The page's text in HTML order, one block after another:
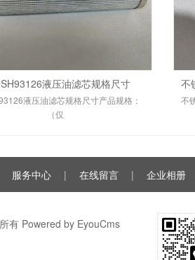
液压油滤芯规格尺寸
液压油滤芯规格尺寸产品规格：
（仅
不
不
服务中心 | 在线留言 | 企业相册
有 Powered by EyouCms